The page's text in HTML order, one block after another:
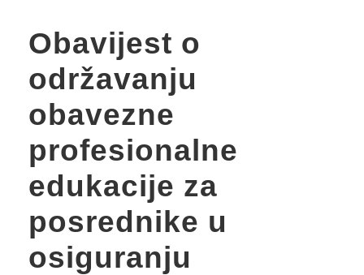
Obavijest o
održavanju
obavezne
profesionalne
edukacije za
posrednike u
osiguranju